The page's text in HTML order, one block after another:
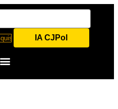
IA CJPol